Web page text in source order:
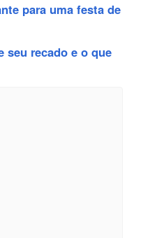
para uma festa de
seu recado e o que